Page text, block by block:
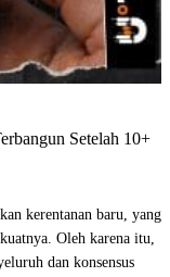
Setelah 10+
kerentanan baru, yang
Oleh karena itu,
dan konsensus